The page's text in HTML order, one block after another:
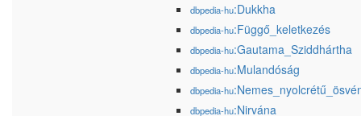
dbpedia-hu:Dukkha
dbpedia-hu:Függő_keletkezés
dbpedia-hu:Gautama_Sziddhártha
dbpedia-hu:Mulandóság
dbpedia-hu
dbpedia-hu:Nirvána